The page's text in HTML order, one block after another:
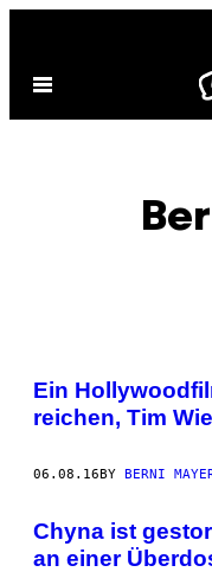
content
Open
POSTS
BY
Ein
reichen, Tim
06.08.16BY BERNI
Chyna ist
an einer